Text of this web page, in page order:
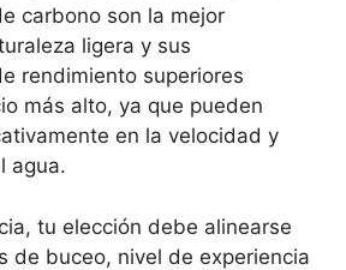
carbono son la mejor
ligera y sus
rendimiento superiores
más alto, ya que pueden
en la velocidad y
agua.
tu elección debe alinearse
de buceo, nivel de experiencia